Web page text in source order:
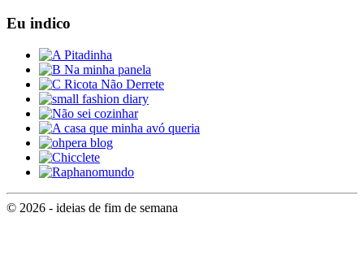
Eu indico
© 2026 - ideias de fim de semana